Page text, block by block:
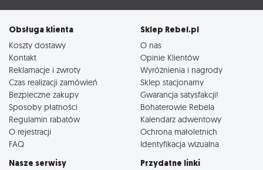
Obsługa klienta
Koszty dostawy
Kontakt
Reklamacje i zwroty
Czas realizacji zamówień
Bezpieczne zakupy
Sposoby płatności
Regulamin rabatów
O rejestracji
FAQ
Sklep Rebel.pl
O nas
Opinie Klientów
Wyróżnienia i nagrody
Sklep stacjonarny
Gwarancja satysfakcji!
Bohaterowie Rebela
Kalendarz adwentowy
Ochrona małoletnich
Identyfikacja wizualna
Nasze serwisy Przydatne linki